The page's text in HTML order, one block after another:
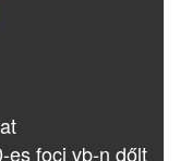
es foci vb-n dőlt